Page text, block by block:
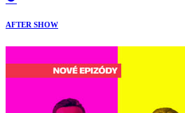
AFTER SHOW